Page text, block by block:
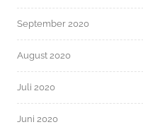
September 2020
August 2020
Juli 2020
Juni 2020